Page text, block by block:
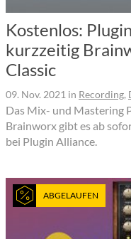
Kostenlos:
kurzzeitig
Classic
09. Nov. 2021 in Recording,
Das Mix- und Mastering
Brainworx gibt es ab
bei Plugin Alliance.
ABGELAUFEN